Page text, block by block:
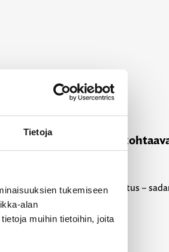
Tietoja
tukemiseen
alan
muihin tietoihin, joita
ja kisällit – sukupolvet
elää